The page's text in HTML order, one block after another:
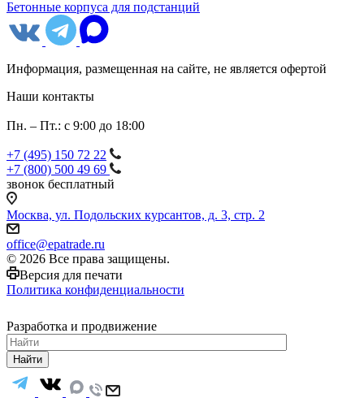
Бетонные корпуса для подстанций
Информация, размещенная на сайте, не является офертой
Наши контакты
Пн. – Пт.: с 9:00 до 18:00
+7 (495) 150 72 22
+7 (800) 500 49 69
звонок бесплатный
Москва, ул. Подольских курсантов, д. 3, стр. 2
office@epatrade.ru
© 2026 Все права защищены.
Версия для печати
Политика конфиденциальности
Разработка и продвижение
Найти